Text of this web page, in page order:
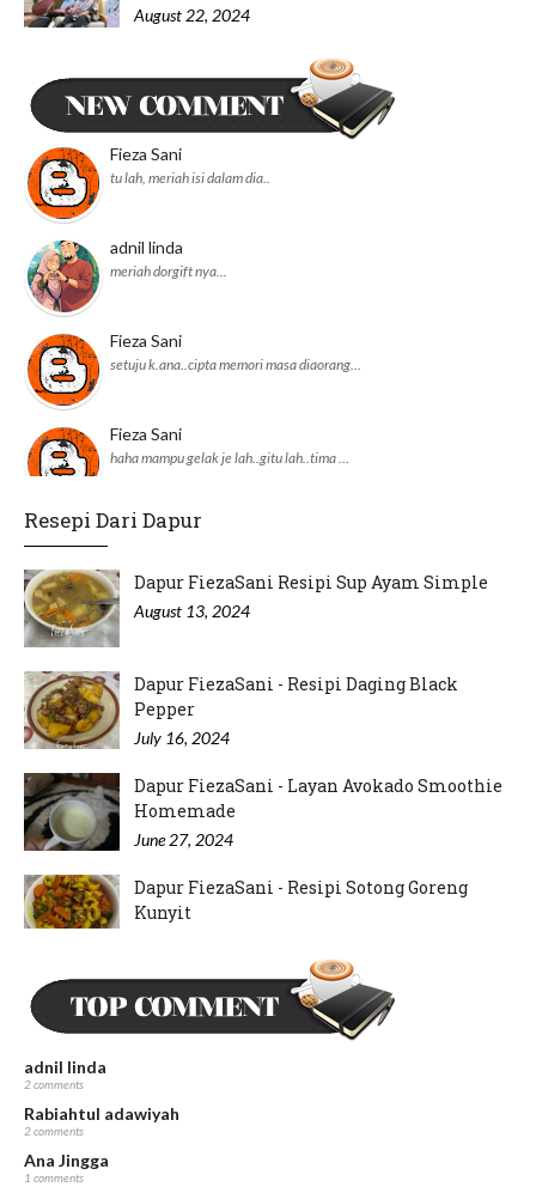
August 22, 2024
Minum Petang di Nyonya Cendol IOI
Puchong
Fieza Sani
tu lah, meriah isi dalam dia..
adnil linda
meriah dorgift nya...
Fieza Sani
setuju k.ana..cipta memori masa diaorang…
Fieza Sani
haha mampu gelak je lah..gitu lah..tima …
adnil linda
Resepi Dari Dapur
Dapur FiezaSani Resipi Sup Ayam Simple
August 13, 2024
Dapur FiezaSani - Resipi Daging Black
Pepper
July 16, 2024
Dapur FiezaSani - Layan Avokado Smoothie
Homemade
June 27, 2024
Dapur FiezaSani - Resipi Sotong Goreng
Kunyit
Dapur FiezaSani - Resipi Hati Ayam Goreng
Kunyit
adnil linda
2 comments
Rabiahtul adawiyah
2 comments
Ana Jingga
1 comments